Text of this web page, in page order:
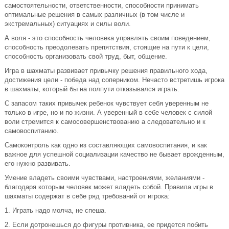
самостоятельности, ответственности, способности принимать
оптимальные решения в самых различных (в том числе и
экстремальных) ситуациях и силы воли.
А воля - это способность человека управлять своим поведением,
способность преодолевать препятствия, стоящие на пути к цели,
способность организовать свой труд, быт, общение.
Игра в шахматы развивает привычку решения правильного хода,
достижения цели - победа над соперником. Нечасто встретишь игрока
в шахматы, который бы на полпути отказывался играть.
С запасом таких привычек ребенок чувствует себя уверенным не
только в игре, но и по жизни. А уверенный в себе человек с силой
воли стремится к самосовершенствованию а следовательно и к
самовоспитанию.
Самоконтроль как одно из составляющих самовоспитания, и как
важное для успешной социализации качество не бывает врожденным,
его нужно развивать.
Умение владеть своими чувствами, настроениями, желаниями -
благодаря которым человек может владеть собой. Правила игры в
шахматы содержат в себе ряд требований от игрока:
1. Играть надо молча, не спеша.
2. Если дотронешься до фигуры противника, ее придется побить